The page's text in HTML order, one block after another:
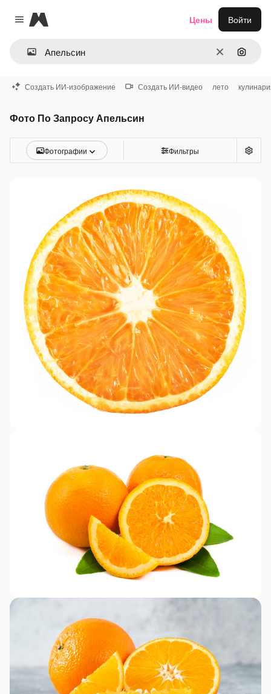
Close menu
Magnific
ОчиститьПоиск
Цены Войти
Создать ИИ-изображение Создать ИИ-видео лето
Фото По Запросу Апельсин
Фотографии Фильтры